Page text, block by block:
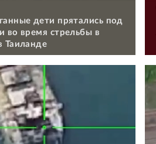
дети прятались под
во время стрельбы в
Таиланде